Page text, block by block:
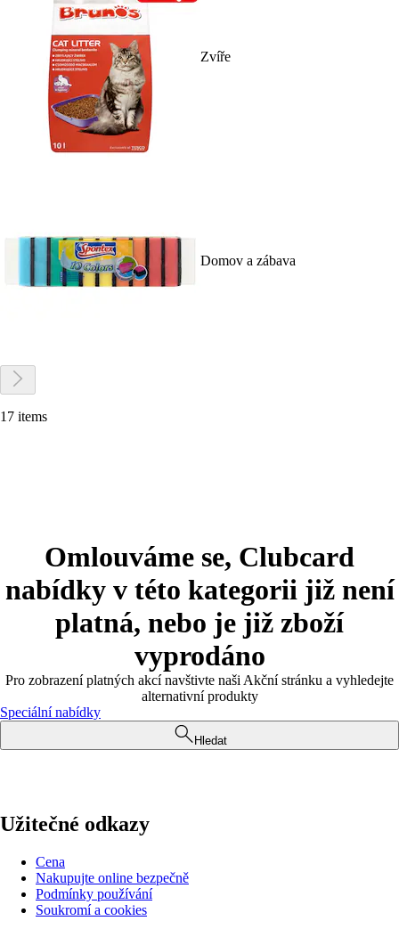
Zvíře
Domov a zábava
17 items
Omlouváme se, Clubcard
nabídky v této kategorii již není
platná, nebo je již zboží
vyprodáno
Pro zobrazení platných akcí navštivte naši Akční stránku a vyhledejte
alternativní produkty
Speciální nabídky
Hledat
Užitečné odkazy
Cena
Nakupujte online bezpečně
Podmínky používání
Soukromí a cookies